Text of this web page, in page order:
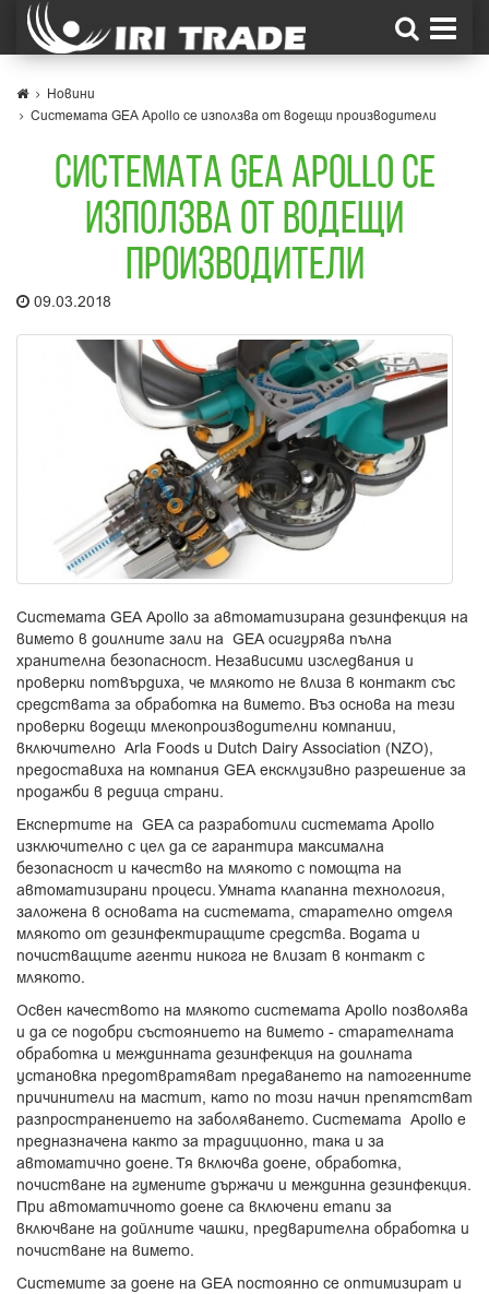
Новини
Системата GEA Apollo се използва от водещи производители
СИСТЕМАТА GEA APOLLO СЕ
ИЗПОЛЗВА ОТ ВОДЕЩИ
ПРОИЗВОДИТЕЛИ
09.03.2018
Системата GEA Apollo за автоматизирана дезинфекция на
вимето в доилните зали на GEA осигурява пълна
хранителна безопасност. Независими изследвания и
проверки потвърдиха, че млякото не влиза в контакт със
средствата за обработка на вимето. Въз основа на тези
проверки водещи млекопроизводителни компании,
включително Arla Foods и Dutch Dairy Association (NZO),
предоставиха на компания GEA ексклузивно разрешение за
продажби в редица страни.
Експертите на GEA са разработили системата Apollo
изключително с цел да се гарантира максимална
безопасност и качество на млякото с помощта на
автоматизирани процеси. Умната клапанна технология,
заложена в основата на системата, старателно отделя
млякото от дезинфектиращите средства. Водата и
почистващите агенти никога не влизат в контакт с
млякото.
Освен качеството на млякото системата Apollo позволява
и да се подобри състоянието на вимето - старателната
обработка и междинната дезинфекция на доилната
установка предотвратяват предаването на патогенните
причинители на мастит, като по този начин препятстват
разпространението на заболяването. Системата Apollo е
предназначена както за традиционно, така и за
автоматично доене. Тя включва доене, обработка,
почистване на гумените държачи и междинна дезинфекция.
При автоматичното доене са включени етапи за
включване на дойлните чашки, предварителна обработка и
почистване на вимето.
Системите за доене на GEA постоянно се оптимизират и